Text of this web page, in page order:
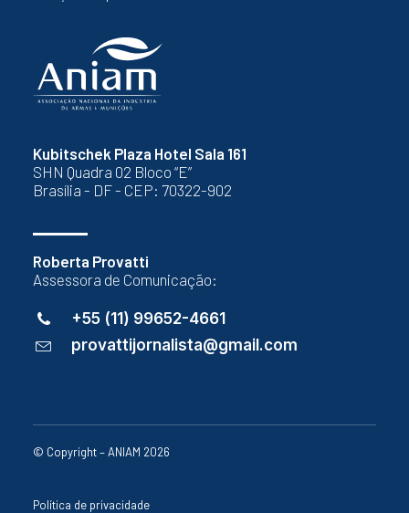
Kubitschek Plaza Hotel Sala 161
SHN Quadra 02 Bloco “E”
Brasília - DF - CEP: 70322-902
Roberta Provatti
Assessora de Comunicação:
+55 (11) 99652-4661
provattijornalista@gmail.com
© Copyright – ANIAM 2026
Política de privacidade